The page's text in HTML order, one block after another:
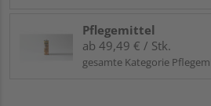
Pflegemittel
ab 49,49 € / Stk.
gesamte Kategorie